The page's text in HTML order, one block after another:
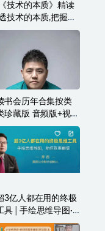
技术的本质》精读
技术的本质,把握投
向
书会历年合集按类
珍藏版 音频版+视频
3亿人都在用的终极
具│手绘思维导图·
率翻倍